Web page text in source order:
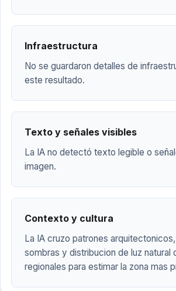
Infraestructura
No se guardaron detalles de
este resultado.
Texto y señales visibles
La IA no detectó texto legible o
imagen.
Contexto y cultura
La IA cruzo patrones
sombras y distribucion de luz natural
regionales para estimar la zona mas